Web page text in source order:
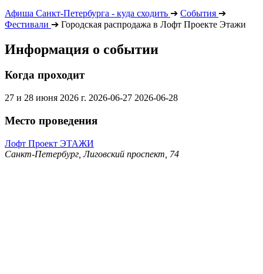
Афиша Санкт-Петербурга - куда сходить ➔ События ➔
Фестивали ➔ Городская распродажа в Лофт Проекте Этажи
Информация о событии
Когда проходит
27 и 28 июня 2026 г. 2026-06-27 2026-06-28
Место проведения
Лофт Проект ЭТАЖИ
Санкт-Петербург, Лиговский проспект, 74